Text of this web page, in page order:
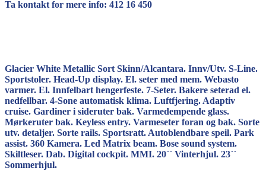
Ta kontakt for mere info: 412 16 450
Glacier White Metallic Sort Skinn/Alcantara. Innv/Utv. S-Line.
Sportstoler. Head-Up display. El. seter med mem. Webasto
varmer. El. Innfelbart hengerfeste. 7-Seter. Bakere seterad el.
nedfellbar. 4-Sone automatisk klima. Luftfjering. Adaptiv
cruise. Gardiner i sideruter bak. Varmedempende glass.
Mørkeruter bak. Keyless entry. Varmeseter foran og bak. Sorte
utv. detaljer. Sorte rails. Sportsratt. Autoblendbare speil. Park
assist. 360 Kamera. Led Matrix beam. Bose sound system.
Skiltleser. Dab. Digital cockpit. MMI. 20`` Vinterhjul. 23``
Sommerhjul.